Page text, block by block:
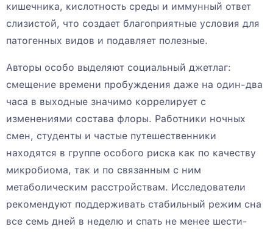
кишечника, кислотность среды и иммунный ответ
слизистой, что создает благоприятные условия для
патогенных видов и подавляет полезные.
Авторы особо выделяют социальный джетлаг:
смещение времени пробуждения даже на один-два
часа в выходные значимо коррелирует с
изменениями состава флоры. Работники ночных
смен, студенты и частые путешественники
находятся в группе особого риска как по качеству
микробиома, так и по связанным с ним
метаболическим расстройствам. Исследователи
рекомендуют поддерживать стабильный режим сна
все семь дней в неделю и спать не менее шести-